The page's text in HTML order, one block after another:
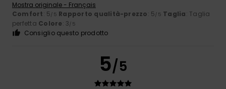
Mostra originale - Français
Comfort: 5/5 Rapporto qualità-prezzo: 5/5 Taglia: Taglia
perfetta Colore: 3/5
Consiglio questo prodotto
5/5